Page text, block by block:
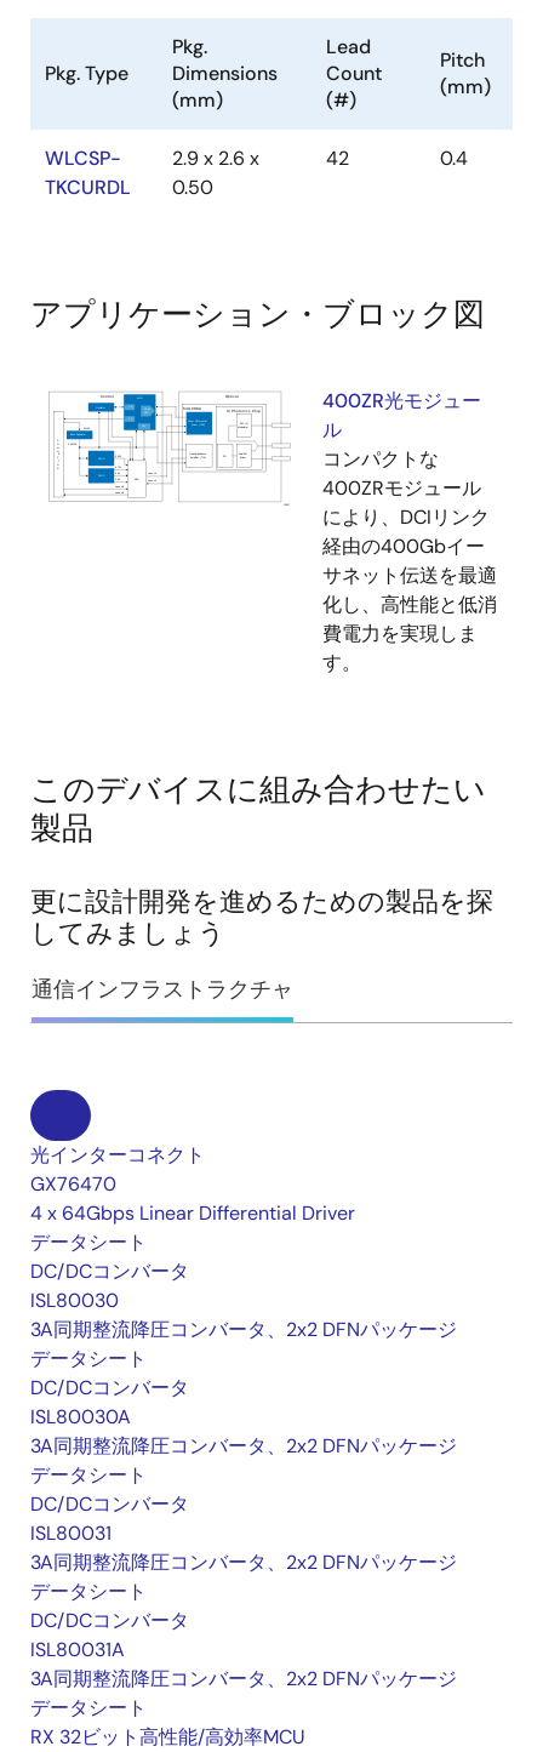
Pkg. Type
Pkg.
Dimensions
(mm)
Lead
Count
(#)
Pitch
(mm)
WLCSP-
TKCURDL
2.9 x 2.6 x
0.50
42 0.4
アプリケーション・ブロック図
400ZR光モジュー
ル
コンパクトな
400ZRモジュール
により、DCIリンク
経由の400Gbイー
サネット伝送を最適
化し、高性能と低消
費電力を実現しま
す。
このデバイスに組み合わせたい
製品
更に設計開発を進めるための製品を探
してみましょう
通信インフラストラクチャ
光インターコネクト
GX76470
4 x 64Gbps Linear Differential Driver
データシート
DC/DCコンバータ
ISL80030
3A同期整流降圧コンバータ、2x2 DFNパッケージ
データシート
DC/DCコンバータ
ISL80030A
3A同期整流降圧コンバータ、2x2 DFNパッケージ
データシート
DC/DCコンバータ
ISL80031
3A同期整流降圧コンバータ、2x2 DFNパッケージ
データシート
DC/DCコンバータ
ISL80031A
3A同期整流降圧コンバータ、2x2 DFNパッケージ
データシート
RX 32ビット高性能/高効率MCU